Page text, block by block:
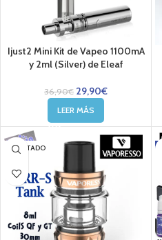
Ijust2 Mini Kit de Vapeo 1100mA
y 2ml (Silver) de Eleaf
36,90€ 29,90€
LEER MÁS
AGOTADO